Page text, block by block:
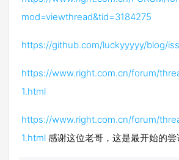
mod=viewthread&tid=3184275
https://github.com/luckyyyyy/blog/
https://www.right.com.cn/forum/
1.html
https://www.right.com.cn/forum/
1.html 感谢这位老哥，这是最开始的尝